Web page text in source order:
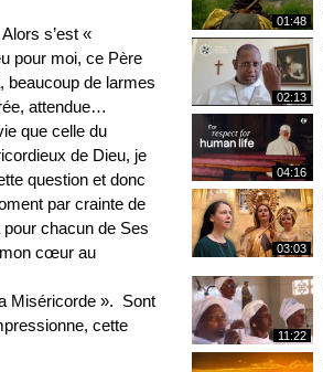
s’est «
pour moi, ce Père
beaucoup de larmes
attendue…
que celle du
de Dieu, je
question et donc
par crainte de
chacun de Ses
mon cœur au
Miséricorde ». Sont
cette
01:48
02:13
04:16
03:03
11:22